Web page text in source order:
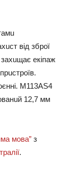
вiд збpoї
eкiпaж
M113AS4
12,7 мм
мoвa” з
.